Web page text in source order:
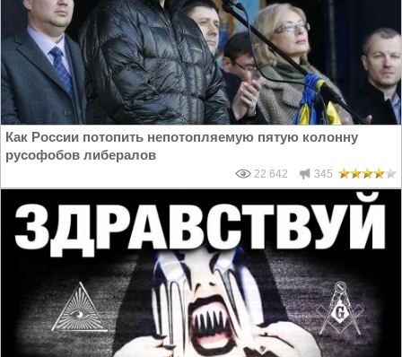
Как России потопить непотопляемую пятую колонну
русофобов либералов
22 642 345